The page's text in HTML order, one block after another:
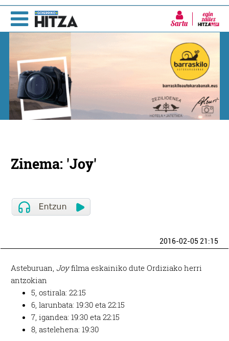
Sartu
Zinema: 'Joy'
2016-02-05 21:15
Asteburuan, Joyfilma eskainiko dute Ordiziako herri
antzokian
5, ostirala: 22:15
6, larunbata: 19:30 eta 22:15
7, igandea: 19:30 eta 22:15
8, astelehena: 19:30